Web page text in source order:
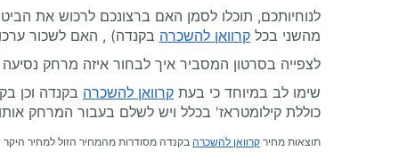
לנוחיותכם, תוכלו לסמן האם ברצונכם לרכוש את
מהשני בכל קרוואן להשכרה בקנדה) , האם לשכור
לצפייה בסרטון המסביר איך לבחור איזה מרחק
שימו לב במיוחד כי בעת קרוואן להשכרה בקנדה וכן
כוללת קילומטראז' בכלל ויש לשלם בעבור המרחק
תוצאות מחיר קרוואן להשכרה בקנדה מסודרות מהמחיר הזול למחיר